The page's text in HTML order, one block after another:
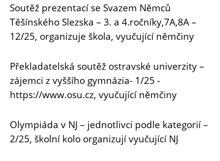
Soutěž prezentací se Svazem Němců
Těšínského Slezska – 3. a 4.ročníky,7A,8A –
12/25, organizuje škola, vyučující němčiny
Překladatelská soutěž ostravské univerzity –
zájemci z vyššího gymnázia- 1/25 -
https://www.osu.cz, vyučující němčiny
Olympiáda v NJ – jednotlivci podle kategorií –
2/25, školní kolo organizují vyučující NJ